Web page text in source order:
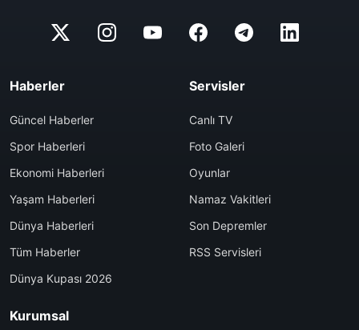
Haberler
Güncel Haberler
Spor Haberleri
Ekonomi Haberleri
Yaşam Haberleri
Dünya Haberleri
Tüm Haberler
Dünya Kupası 2026
Servisler
Canlı TV
Foto Galeri
Oyunlar
Namaz Vakitleri
Son Depremler
RSS Servisleri
Kurumsal